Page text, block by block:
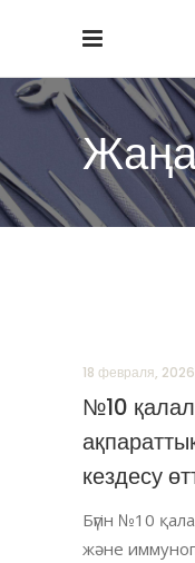
18 февраля, 2026
№10
кездесу
Бүгін №10
және